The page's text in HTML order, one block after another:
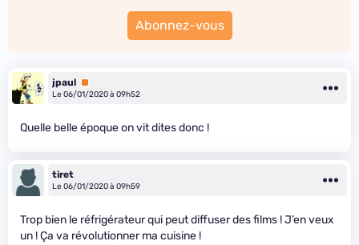
Abonnez-vous
jpaul Premium
Le 06/01/2020 à 09h52
Quelle belle époque on vit dites donc !
tiret
Le 06/01/2020 à 09h59
Trop bien le réfrigérateur qui peut diffuser des films ! J’en veux
un ! Ça va révolutionner ma cuisine !